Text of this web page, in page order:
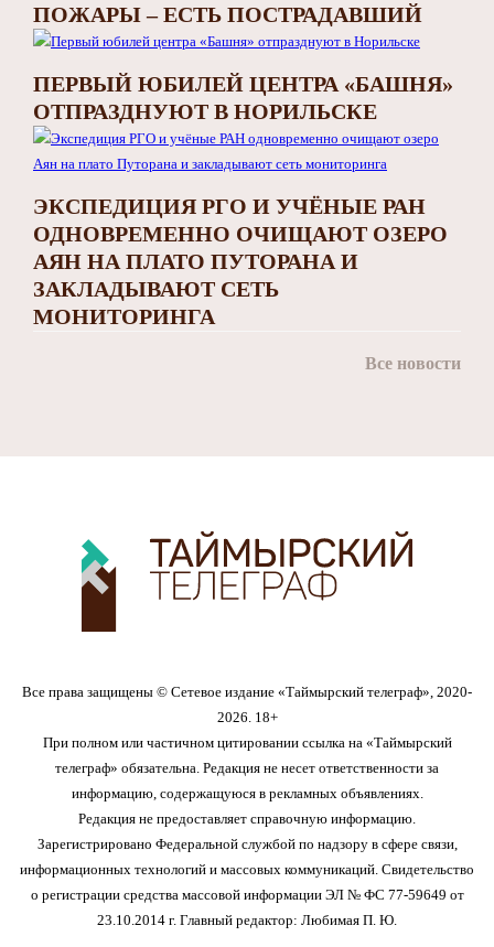
ПОЖАРЫ – ЕСТЬ ПОСТРАДАВШИЙ
ПЕРВЫЙ ЮБИЛЕЙ ЦЕНТРА «БАШНЯ»
ОТПРАЗДНУЮТ В НОРИЛЬСКЕ
ЭКСПЕДИЦИЯ РГО И УЧЁНЫЕ РАН
ОДНОВРЕМЕННО ОЧИЩАЮТ ОЗЕРО
АЯН НА ПЛАТО ПУТОРАНА И
ЗАКЛАДЫВАЮТ СЕТЬ
МОНИТОРИНГА
Все новости
Все права защищены © Сетевое издание «Таймырский телеграф», 2020-
2026. 18+
При полном или частичном цитировании ссылка на «Таймырский
телеграф» обязательна. Редакция не несет ответственности за
информацию, содержащуюся в рекламных объявлениях.
Редакция не предоставляет справочную информацию.
Зарегистрировано Федеральной службой по надзору в сфере связи,
информационных технологий и массовых коммуникаций. Свидетельство
о регистрации средства массовой информации ЭЛ № ФС 77-59649 от
23.10.2014 г. Главный редактор: Любимая П. Ю.